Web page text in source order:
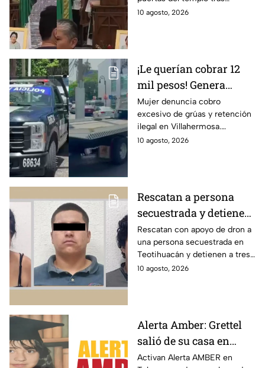
GN y hombres armados
intercambio de disparos entre
10 agosto, 2026
¡Le querían cobrar 12
mil pesos! Genera
indignación servicio de
grúas en Tabasco
Mujer denuncia cobro
excesivo de grúas y retención
ilegal en Villahermosa.
Secretaría de Movilidad de
10 agosto, 2026
Rescatan a persona
secuestrada y detienen
a tres personas en
Teotihuacán, Edomex;
pidieron rescate a
familiares
Rescatan con apoyo de dron a
una persona secuestrada en
Teotihuacán y detienen a tres
implicados; así fue cómo
10 agosto, 2026
Alerta Amber: Grettel
salió de su casa en
Edomex y desapareció
Activan Alerta AMBER en